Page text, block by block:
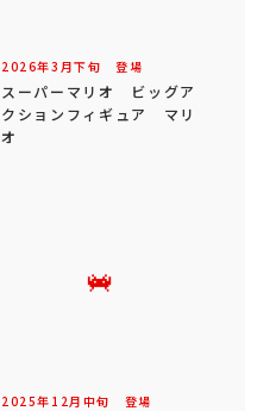
2026年3 月下旬 登場
スーパーマリオ ビッグア
クションフィギュア マリ
オ
2025年 12 月 中旬 登場